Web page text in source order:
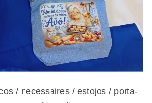
/ necessaires / estojos / porta-